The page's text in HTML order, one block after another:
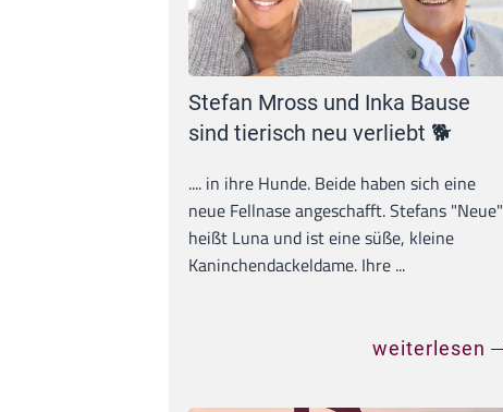
Stefan Mross und Inka Bause
sind tierisch neu verliebt 🐕
.... in ihre Hunde. Beide haben sich eine
neue Fellnase angeschafft. Stefans "Neue"
heißt Luna und ist eine süße, kleine
Kaninchendackeldame. Ihre ...
weiterlesen